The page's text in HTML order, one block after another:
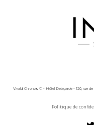
Vivaldi Chronos © - Hôtel Delagarde - 120, rue
Politique de